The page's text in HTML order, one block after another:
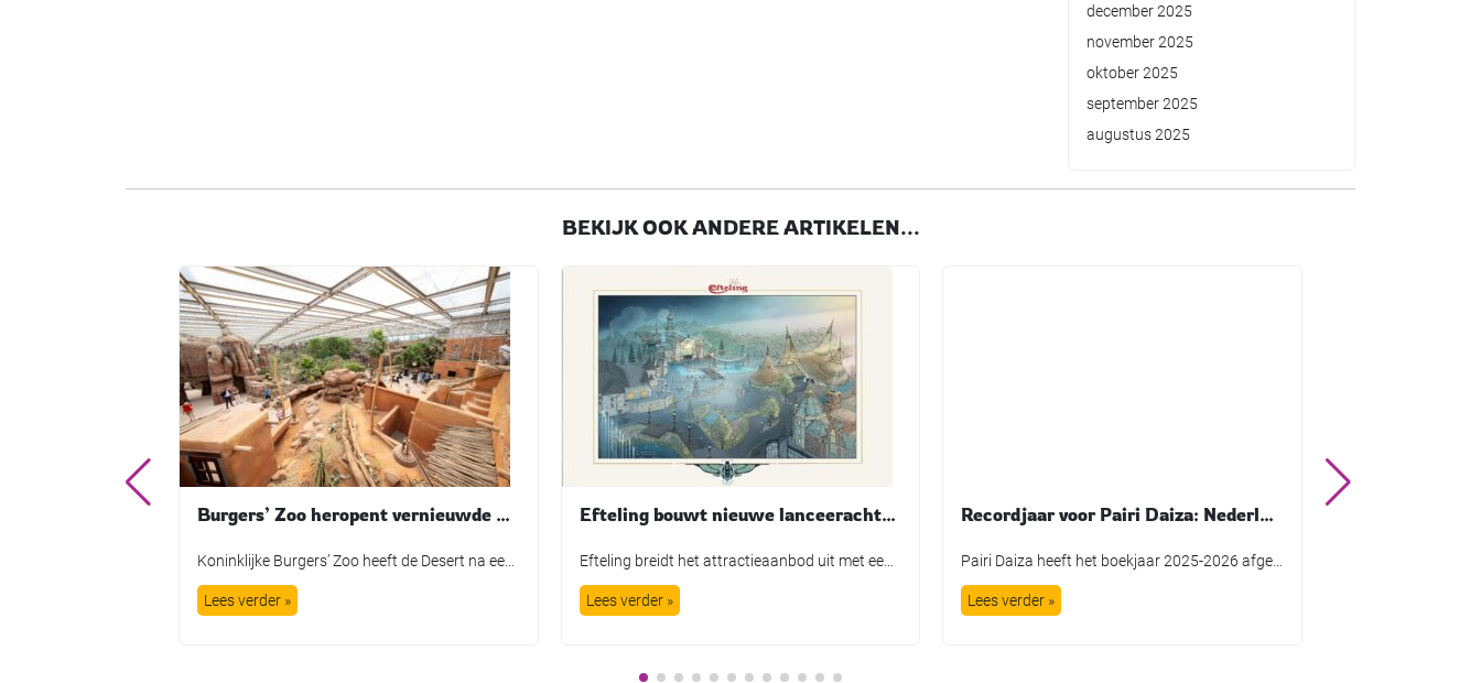
december 2025
november 2025
oktober 2025
september 2025
augustus 2025
BEKIJK OOK ANDERE ARTIKELEN...
Burgers’ Zoo heropent vernieuwde Desert na maandenlange verbouwing
Lees verder »
Efteling bouwt nieuwe lanceerachtbaan Missie Luminar
Efteling breidt het attractieaanbod uit met een nieuwe thrill ride. In 2029 opent Missie Luminar, de eerste suspended launch coaster van het attractiepark. De investering bedraagt 50 miljoen euro. Bij een suspended launch coaster hangen de treinen onder de baan en worden ze gelanceerd. Het verhaal begint in een wetenschappelijk instituut, waar bezoekers op missie […]
Lees verder »
Recordjaar voor Pairi Daiza: Nederlandse bezoekers groeien bijna zeven keer sneller dan totaal aantal bezoekers
Lees verder »